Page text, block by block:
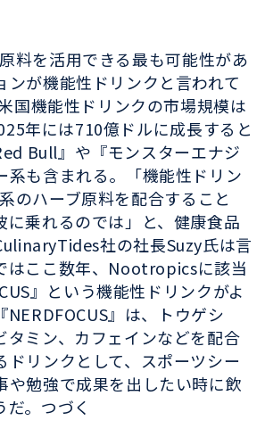
を活用できる最も可能性があ
ンが機能性ドリンクと言われて
国機能性ドリンクの市場規模は
年には710億ドルに成長すると
Bull』や『モンスターエナジ
系も含まれる。「機能性ドリン
のハーブ原料を配合すること
に乗れるのでは」と、健康食品
社の社長Suzy氏は言
はここ数年、Nootropicsに該当
』という機能性ドリンクがよ
NERDFOCUS』は、トウゲシ
タミン、カフェインなどを配合
ドリンクとして、スポーツシー
や勉強で成果を出したい時に飲
。つづく